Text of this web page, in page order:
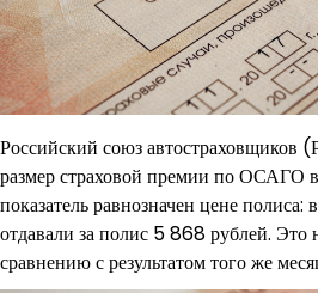
Российский союз автостраховщиков
размер страховой премии по ОСАГО
показатель равнозначен цене полиса:
отдавали за полис 5 868 рублей. Это
сравнению с результатом того же